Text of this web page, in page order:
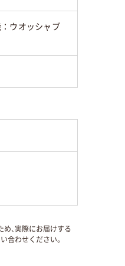
ウオッシャブ
め、実際にお届けする
合わせください。